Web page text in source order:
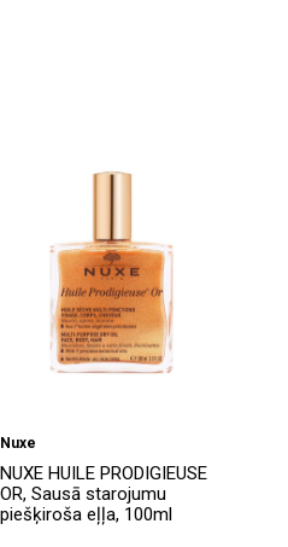
Nuxe
NUXE HUILE PRODIGIEUSE
OR, Sausā starojumu
piešķiroša eļļa, 100ml